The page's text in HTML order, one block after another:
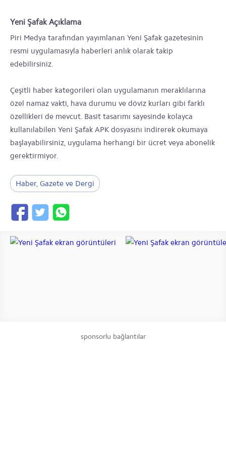
Yeni Şafak Açıklama
Piri Medya tarafından yayımlanan Yeni Şafak gazetesinin
resmi uygulamasıyla haberleri anlık olarak takip
edebilirsiniz.
Çeşitli haber kategorileri olan uygulamanın meraklılarına
özel namaz vakti, hava durumu ve döviz kurları gibi farklı
özellikleri de mevcut. Basit tasarımı sayesinde kolayca
kullanılabilen Yeni Şafak APK dosyasını indirerek okumaya
başlayabilirsiniz, uygulama herhangi bir ücret veya abonelik
gerektirmiyor.
Haber, Gazete ve Dergi
sponsorlu bağlantılar